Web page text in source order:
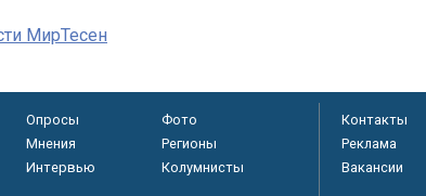
МирТесен
Опросы
Фото
Мнения
Регионы
Интервью Колумнисты
Контакты
Реклама
Вакансии